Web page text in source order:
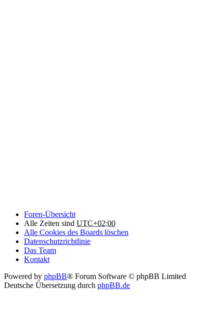
Foren-Übersicht
Alle Zeiten sind UTC+02:00
Alle Cookies des Boards löschen
Datenschutzrichtlinie
Das Team
Kontakt
Powered by phpBB® Forum Software © phpBB Limited
Deutsche Übersetzung durch phpBB.de